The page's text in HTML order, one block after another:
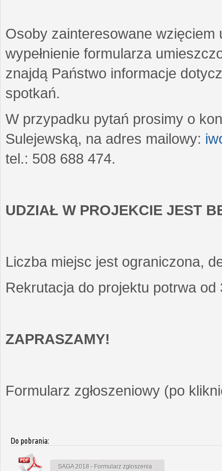
Osoby zainteresowane wzięciem
wypełnienie formularza
znajdą Państwo informacje
spotkań.
W przypadku pytań prosimy o
Sulejewską, na adres mailowy:
tel.: 508 688 474.
UDZIAŁ W PROJEKCIE JEST
Liczba miejsc jest ograniczona,
Rekrutacja do projektu potrwa
ZAPRASZAMY!
Formularz zgłoszeniowy (po
Do pobrania:
SAGA 2018 - Formularz zgłoszenia